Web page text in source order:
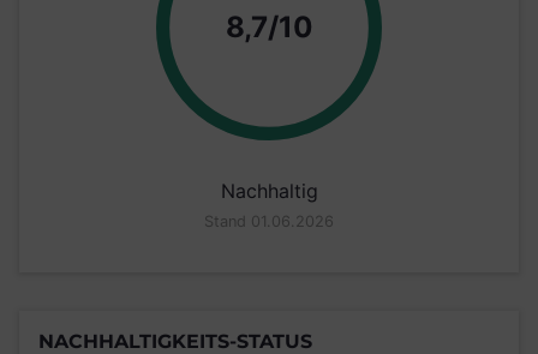
8,7/10 Punkte
Nachhaltig
Stand 01.06.2026
NACHHALTIGKEITS-STATUS